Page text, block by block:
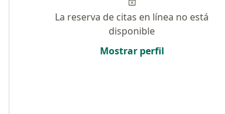
La reserva de citas en línea no está
disponible
Mostrar perfil